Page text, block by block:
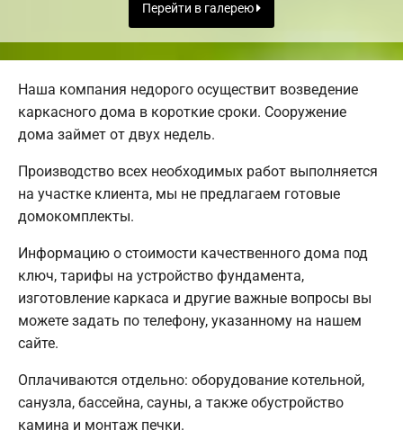
Перейти в галерею
Наша компания недорого осуществит возведение
каркасного дома в короткие сроки. Сооружение
дома займет от двух недель.
Производство всех необходимых работ выполняется
на участке клиента, мы не предлагаем готовые
домокомплекты.
Информацию о стоимости качественного дома под
ключ, тарифы на устройство фундамента,
изготовление каркаса и другие важные вопросы вы
можете задать по телефону, указанному на нашем
сайте.
Оплачиваются отдельно: оборудование котельной,
санузла, бассейна, сауны, а также обустройство
камина и монтаж печки.